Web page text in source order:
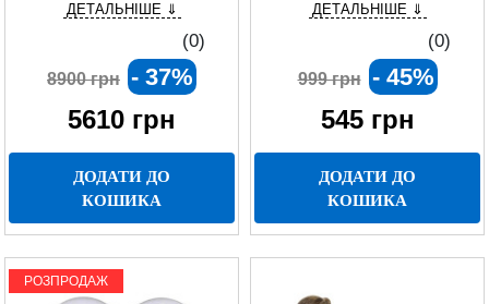
ДЕТАЛЬНІШЕ ⇓
(0)
8900 грн - 37%
5610 грн
ДОДАТИ ДО
КОШИКА
ДЕТАЛЬНІШЕ ⇓
(0)
999 грн - 45%
545грн
ДОДАТИ ДО
КОШИКА
РОЗПРОДАЖ